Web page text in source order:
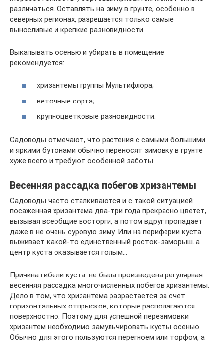
различаться. Оставлять на зиму в грунте, особенно в
северных регионах, разрешается только самые
выносливые и крепкие разновидности.
Выкапывать осенью и убирать в помещение
рекомендуется:
хризантемы группы Мультифлора;
веточные сорта;
крупноцветковые разновидности.
Садоводы отмечают, что растения с самыми большими
и яркими бутонами обычно переносят зимовку в грунте
хуже всего и требуют особенной заботы.
Весенняя рассадка побегов хризантемы
Садоводы часто сталкиваются и с такой ситуацией:
посаженная хризантема два-три года прекрасно цветет,
вызывая всеобщие восторги, а потом вдруг пропадает
даже в не очень суровую зиму. Или на периферии куста
выживает какой-то единственный росток-заморыш, а
центр куста оказывается голым…
Причина гибели куста: не была произведена регулярная
весенняя рассадка многочисленных побегов хризантемы.
Дело в том, что хризантема разрастается за счет
горизонтальных отпрысков, которые располагаются
поверхностно. Поэтому для успешной перезимовки
хризантем необходимо замульчировать кусты осенью.
Обычно для этого пользуются перегноем или торфом, а